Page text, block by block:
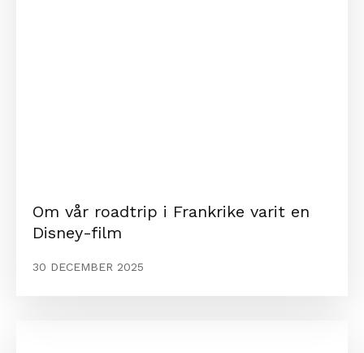
Om vår roadtrip i Frankrike varit en
Disney-film
30 DECEMBER 2025